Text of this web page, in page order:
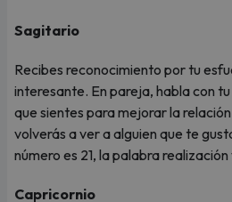
Sagitario
Recibes reconocimiento por tu
interesante. En pareja, habla con
que sientes para mejorar la
volverás a ver a alguien que te
número es 21, la palabra
Capricornio